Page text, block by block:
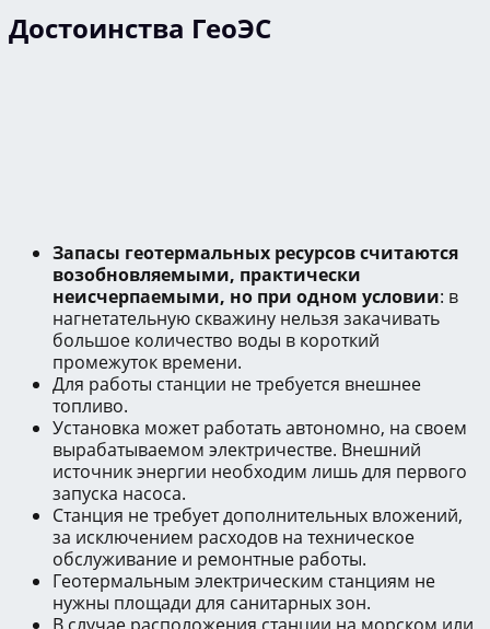
Достоинства ГеоЭС
Запасы геотермальных ресурсов считаются
возобновляемыми, практически
неисчерпаемыми, но при одном условии: в
нагнетательную скважину нельзя закачивать
большое количество воды в короткий
промежуток времени.
Для работы станции не требуется внешнее
топливо.
Установка может работать автономно, на своем
вырабатываемом электричестве. Внешний
источник энергии необходим лишь для первого
запуска насоса.
Станция не требует дополнительных вложений,
за исключением расходов на техническое
обслуживание и ремонтные работы.
Геотермальным электрическим станциям не
нужны площади для санитарных зон.